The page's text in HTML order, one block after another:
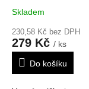
Skladem
230,58 Kč bez DPH
279 Kč / ks
Do košíku